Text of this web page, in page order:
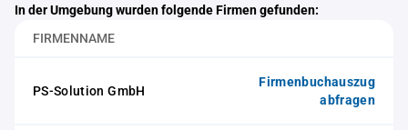
In der Umgebung wurden folgende Firmen gefunden:
FIRMENNAME
PS-Solution GmbH
Firmenbuchauszug
abfragen